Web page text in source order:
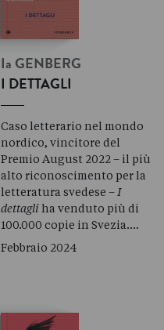
Ia GENBERG
I DETTAGLI
Caso letterario nel mondo
nordico, vincitore del
Premio August 2022 – il più
alto riconoscimento per la
letteratura svedese – I
dettagli ha venduto più di
100.000 copie in Svezia.…
Febbraio 2024